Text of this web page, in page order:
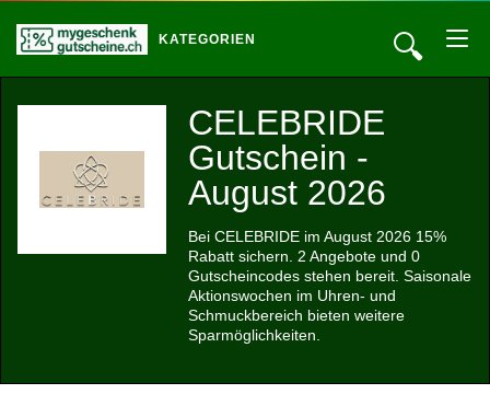
🔍
KATEGORIEN
CELEBRIDE
Gutschein -
August 2026
Bei CELEBRIDE im August 2026 15%
Rabatt sichern. 2 Angebote und 0
Gutscheincodes stehen bereit. Saisonale
Aktionswochen im Uhren- und
Schmuckbereich bieten weitere
Sparmöglichkeiten.